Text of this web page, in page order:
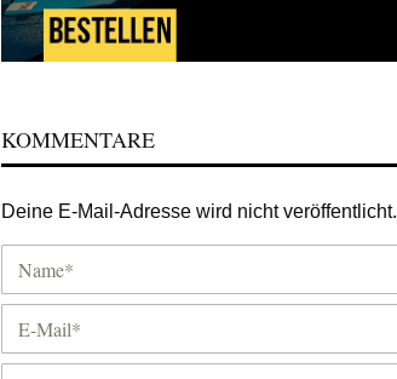
KOMMENTARE
Deine E-Mail-Adresse wird nicht veröffentlicht.